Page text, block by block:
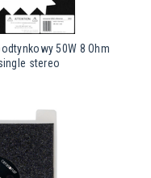
50W 8 Ohm
stereo